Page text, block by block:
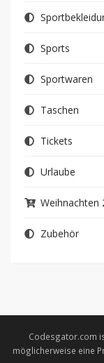
Sports
Sportwaren
Taschen
Tickets
Urlaube
Weihnachten
Zubehör
Codesgator.com
möglicherweise eine